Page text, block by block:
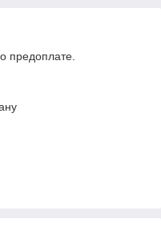
предоплате.